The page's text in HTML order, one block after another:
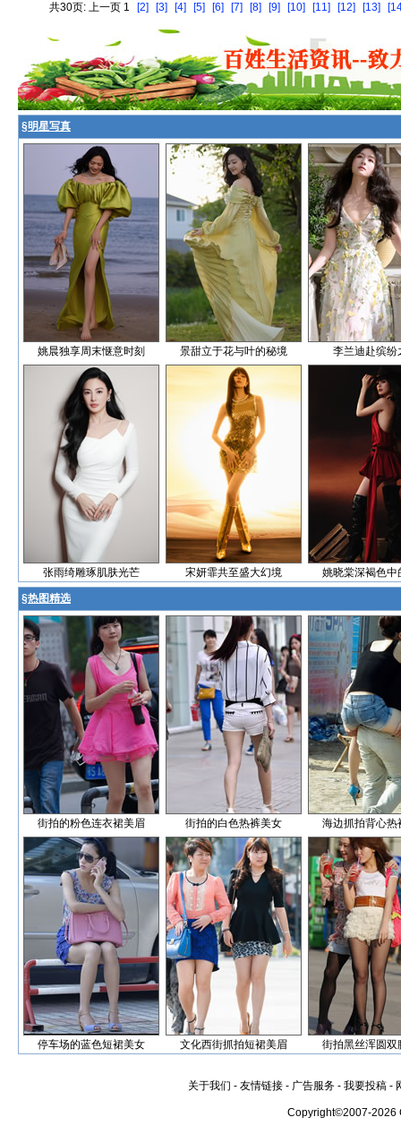
共30页: 上一页 1 [2] [3] [4] [5] [6] [7] [8] [9] [10] [11] [12] [13]
§明星写真
姚晨独享周末惬意时刻 景甜立于花与叶的秘境 李兰迪赴缤纷
张雨绮雕琢肌肤光芒 宋妍霏共至盛大幻境 姚晓棠深褐色中
§热图精选
街拍的粉色连衣裙美眉 街拍的白色热裤美女 海边抓拍背心热
停车场的蓝色短裙美女 文化西街抓拍短裙美眉 街拍黑丝浑圆双
关于我们 - 友情链接 - 广告服务 - 我要投稿 -
Copyright©2007-2026